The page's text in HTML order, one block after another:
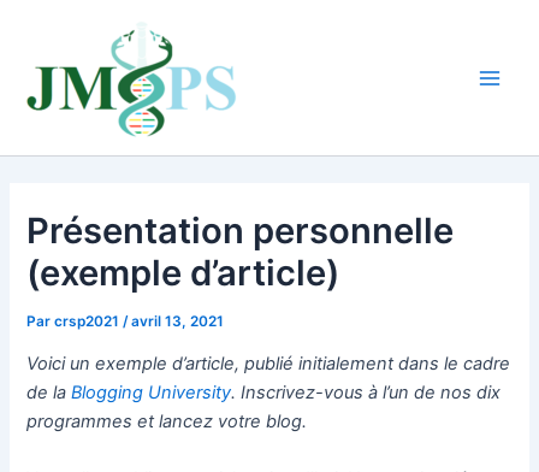
contenu
Présentation personnelle
(exemple d’article)
Parcrsp2021/avril 13, 2021
Voici un exemple d’article, publié initialement dans le cadre
de laBlogging University. Inscrivez-vous à l’un de nos dix
programmes et lancez votre blog.